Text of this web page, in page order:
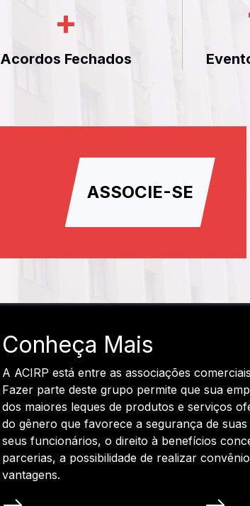
+
Acordos Fechados
ASSOCIE-SE
Conheça Mais
A ACIRP está entre as associações
Fazer parte deste grupo permite que sua
dos maiores leques de produtos e serviços
do gênero que favorece a segurança de
seus funcionários, o direito à benefícios
parcerias, a possibilidade de realizar
vantagens.